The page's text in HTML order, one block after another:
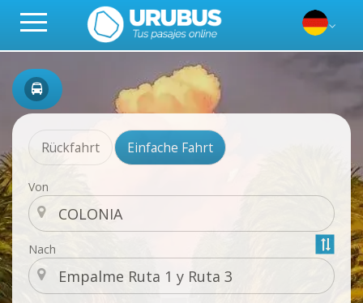
Rückfahrt Einfache Fahrt
Von
Nach